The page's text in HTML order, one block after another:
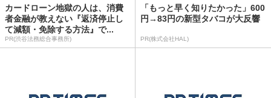
カードローン地獄の人は、消費
者金融が教えない『返済停止し
て減額・免除する方法』で...
PR(渋谷法務総合事務所)
「もっと早く知りたかった」600
円→83円の新型タバコが大反響
PR(株式会社HAL)